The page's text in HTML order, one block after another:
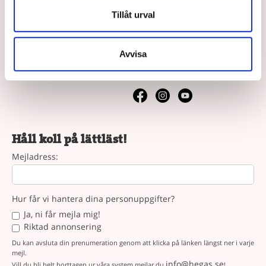
Tillåt urval
Avvisa
Våra köpvillkor
Följ oss
Följ oss på sociala medier.
Håll koll på lättläst!
Mejladress:
Hur får vi hantera dina personuppgifter?
Ja, ni får mejla mig!
Riktad annonsering
Du kan avsluta din prenumeration genom att klicka på länken längst ner i varje
mejl.